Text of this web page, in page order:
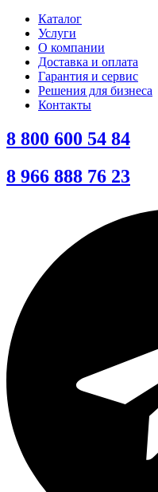
Каталог
Услуги
О компании
Доставка и оплата
Гарантия и сервис
Решения для бизнеса
Контакты
8 800 600 54 84
8 966 888 76 23